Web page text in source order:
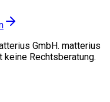
GmbH. matterius
Rechtsberatung.